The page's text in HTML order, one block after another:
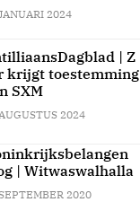
2024
| Z
krijgt toestemming
SXM
2024
| Witwaswalhalla
2020